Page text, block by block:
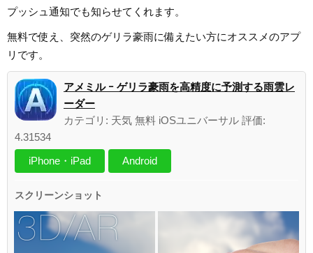
プッシュ通知でも知らせてくれます。
無料で使え、突然のゲリラ豪雨に備えたい方にオススメのアプ
リです。
アメミル ｰ ゲリラ豪雨を高精度に予測する雨雲レ
ーダー
カテゴリ: 天気 無料 iOSユニバーサル 評価:
4.31534
iPhone・iPad
Android
スクリーンショット